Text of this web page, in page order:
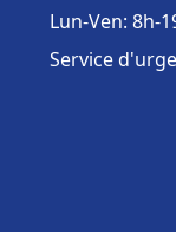
Lun-Ven: 8h-
Service